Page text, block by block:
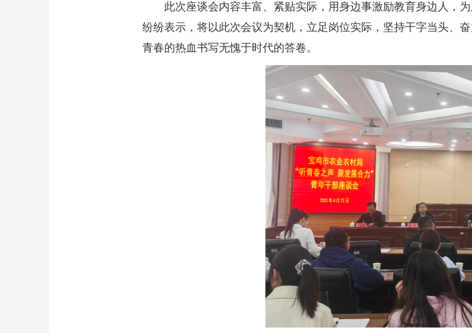
此次座谈会内容丰富、紧贴实际，用身边事激励教育身边人，
纷纷表示，将以此次会议为契机，立足岗位实际，坚持干字当头、
青春的热血书写无愧于时代的答卷。